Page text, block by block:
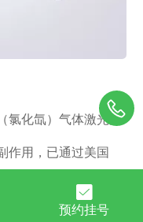
氯化氙）气体激光治
作用，已通过美国
，患者可放心选
预约挂号